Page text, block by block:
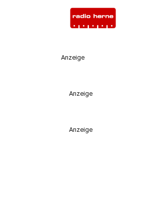
Anzeige
Anzeige
Anzeige